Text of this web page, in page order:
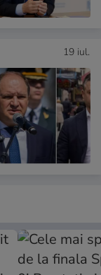
19 iul.